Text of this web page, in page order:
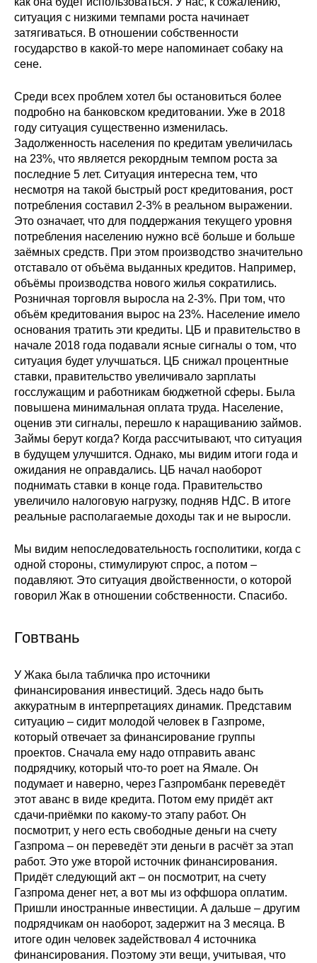
ситуация с низкими темпами роста начинает
затягиваться. В отношении собственности
государство в какой-то мере напоминает собаку на
сене.
Среди всех проблем хотел бы остановиться более
подробно на банковском кредитовании. Уже в 2018
году ситуация существенно изменилась.
Задолженность населения по кредитам увеличилась
на 23%, что является рекордным темпом роста за
последние 5 лет. Ситуация интересна тем, что
несмотря на такой быстрый рост кредитования, рост
потребления составил 2-3% в реальном выражении.
Это означает, что для поддержания текущего уровня
потребления населению нужно всё больше и больше
заёмных средств. При этом производство значительно
отставало от объёма выданных кредитов. Например,
объёмы производства нового жилья сократились.
Розничная торговля выросла на 2-3%. При том, что
объём кредитования вырос на 23%. Население имело
основания тратить эти кредиты. ЦБ и правительство в
начале 2018 года подавали ясные сигналы о том, что
ситуация будет улучшаться. ЦБ снижал процентные
ставки, правительство увеличивало зарплаты
госслужащим и работникам бюджетной сферы. Была
повышена минимальная оплата труда. Население,
оценив эти сигналы, перешло к наращиванию займов.
Займы берут когда? Когда рассчитывают, что ситуация
в будущем улучшится. Однако, мы видим итоги года и
ожидания не оправдались. ЦБ начал наоборот
поднимать ставки в конце года. Правительство
увеличило налоговую нагрузку, подняв НДС. В итоге
реальные располагаемые доходы так и не выросли.
Мы видим непоследовательность госполитики, когда с
одной стороны, стимулируют спрос, а потом –
подавляют. Это ситуация двойственности, о которой
говорил Жак в отношении собственности. Спасибо.
Говтвань
У Жака была табличка про источники
финансирования инвестиций. Здесь надо быть
аккуратным в интерпретациях динамик. Представим
ситуацию – сидит молодой человек в Газпроме,
который отвечает за финансирование группы
проектов. Сначала ему надо отправить аванс
подрядчику, который что-то роет на Ямале. Он
подумает и наверно, через Газпромбанк переведёт
этот аванс в виде кредита. Потом ему придёт акт
сдачи-приёмки по какому-то этапу работ. Он
посмотрит, у него есть свободные деньги на счету
Газпрома – он переведёт эти деньги в расчёт за этап
работ. Это уже второй источник финансирования.
Придёт следующий акт – он посмотрит, на счету
Газпрома денег нет, а вот мы из оффшора оплатим.
Пришли иностранные инвестиции. А дальше – другим
подрядчикам он наоборот, задержит на 3 месяца. В
итоге один человек задействовал 4 источника
финансирования. Поэтому эти вещи, учитывая, что